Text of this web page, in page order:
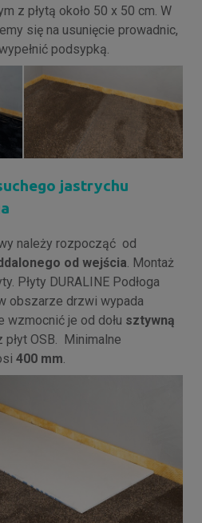
z płytą około 50 x 50 cm. W
się na usunięcie prowadnic,
podsypką.
jastrychu
należy rozpocząć od
od wejścia. Montaż
Płyty DURALINE Podłoga
obszarze drzwi wypada
wzmocnić je od dołu sztywną
płyt OSB. Minimalne
400 mm.